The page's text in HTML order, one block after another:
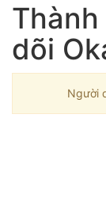
dõi
Người